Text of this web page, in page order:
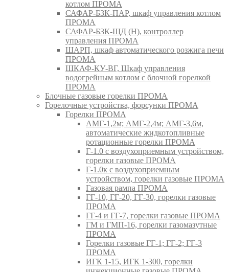
котлом ПРОМА
САФАР-БЗК-ПАР, шкаф управления котлом
ПРОМА
САФАР-БЗК-ЩД (Н), контроллер
управления ПРОМА
ШАРП, шкаф автоматического розжига печи
ПРОМА
ШКАФ-КУ-ВГ, Шкаф управления
водогрейным котлом с блочной горелкой
ПРОМА
Блочные газовые горелки ПРОМА
Горелочные устройства, форсунки ПРОМА
Горелки ПРОМА
АМГ-1,2м; АМГ-2,4м; АМГ-3,6м,
автоматические жидкотопливные
ротационные горелки ПРОМА
Г-1.0 с воздухоприемным устройством,
горелки газовые ПРОМА
Г-1.0к с воздухоприемным
устройством, горелки газовые ПРОМА
Газовая рампа ПРОМА
ГГ-10, ГГ-20, ГГ-30, горелки газовые
ПРОМА
ГГ-4 и ГГ-7, горелки газовые ПРОМА
ГМ и ГМП-16, горелки газомазутные
ПРОМА
Горелки газовые ГГ-1; ГГ-2; ГГ-3
ПРОМА
ИГК 1-15, ИГК 1-300, горелки